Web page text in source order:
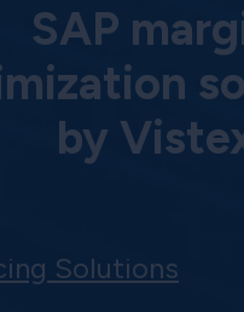
SAP
by
Solutions